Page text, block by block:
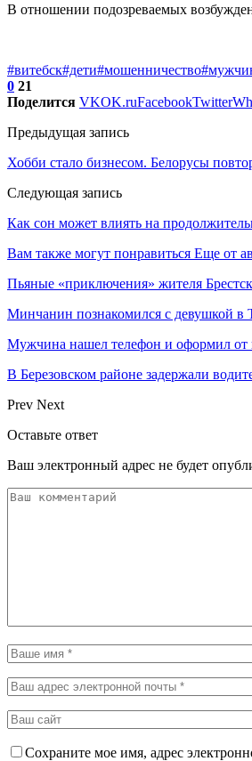
В отношении подозреваемых
#витебск#дети#мошенничество
0 21
Поделится VKOK.ruFacebookTwitter
Предыдущая запись
Хобби стало бизнесом. Белорусы
Следующая запись
Как сон может влиять на
Вам также могут понравиться Еще от
Пьяные «приключения» жителя
Минчанин познакомился с девушкой в
Мужчина нашел телефон и оформил от
В Березовском районе задержали
Prev Next
Оставьте ответ
Ваш электронный адрес не будет
Сохраните мое имя, адрес